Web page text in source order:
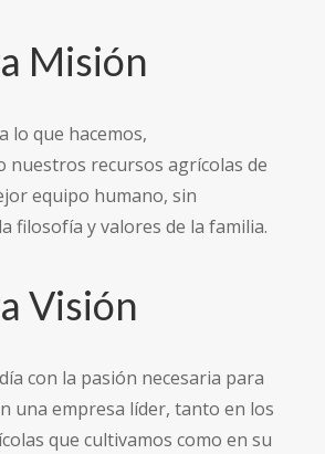
Misión
lo que hacemos,
nuestros recursos agrícolas de
equipo humano, sin
filosofía y valores de la familia.
Visión
con la pasión necesaria para
una empresa líder, tanto en los
que cultivamos como en su